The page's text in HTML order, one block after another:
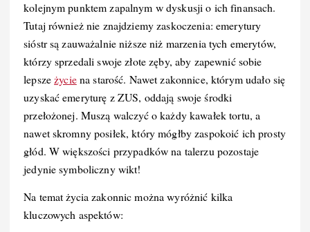
kolejnym punktem zapalnym w dyskusji o ich finansach.
Tutaj również nie znajdziemy zaskoczenia: emerytury
sióstr są zauważalnie niższe niż marzenia tych emerytów,
którzy sprzedali swoje złote zęby, aby zapewnić sobie
lepszeżyciena starość. Nawet zakonnice, którym udało się
uzyskać emeryturę z ZUS, oddają swoje środki
przełożonej. Muszą walczyć o każdy kawałek tortu, a
nawet skromny posiłek, który mógłby zaspokoić ich prosty
głód. W większości przypadków na talerzu pozostaje
jedynie symboliczny wikt!
Na temat życia zakonnic można wyróżnić kilka
kluczowych aspektów: